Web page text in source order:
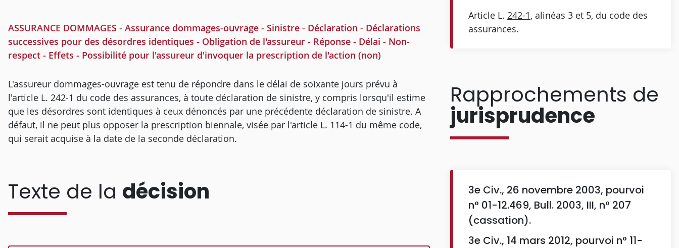
ASSURANCE DOMMAGES - Assurance dommages-ouvrage - Sinistre - Déclaration - Déclarations
successives pour des désordres identiques - Obligation de l'assureur - Réponse - Délai - Non-
respect - Effets - Possibilité pour l'assureur d'invoquer la prescription de l'action (non)
L'assureur dommages-ouvrage est tenu de répondre dans le délai de soixante jours prévu à
l'article L. 242-1 du code des assurances, à toute déclaration de sinistre, y compris lorsqu'il estime
que les désordres sont identiques à ceux dénoncés par une précédente déclaration de sinistre. A
défaut, il ne peut plus opposer la prescription biennale, visée par l'article L. 114-1 du même code,
qui serait acquise à la date de la seconde déclaration.
Texte de la décision
Article L. 242-1, alinéas 3 et 5, du code des
assurances.
Rapprochements de
jurisprudence
3e Civ., 26 novembre 2003, pourvoi
n° 01-12.469, Bull. 2003, III, n° 207
(cassation).
3e Civ., 14 mars 2012, pourvoi n° 11-